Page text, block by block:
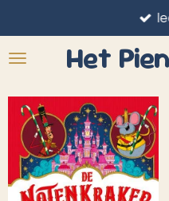
direct
naar
hoofdinhoud
Het